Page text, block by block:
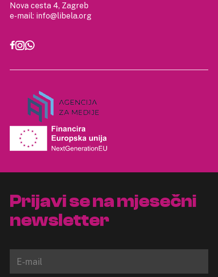
Nova cesta 4, Zagreb
e-mail: info@libela.org
Prijavi se na mjesečni
newsletter